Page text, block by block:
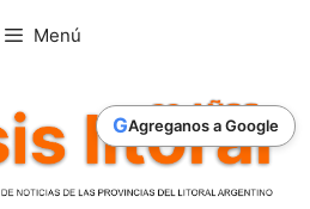
GAgreganos a Google
Menú